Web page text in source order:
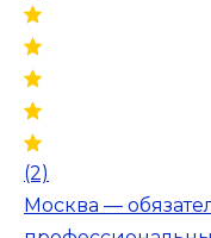
(2)
Москва —